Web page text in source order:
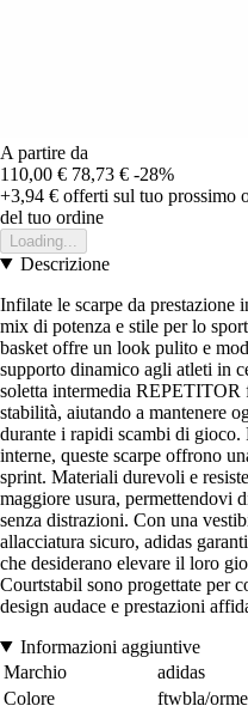
A partire da
110,00 € 78,73 € -28%
+3,94 € offerti sul tuo prossimo
del tuo ordine
Loading...
Descrizione
Infilate le scarpe da prestazione
mix di potenza e stile per lo
basket offre un look pulito e
supporto dinamico agli atleti in
soletta intermedia REPETITOR
stabilità, aiutando a mantenere
durante i rapidi scambi di gioco.
interne, queste scarpe offrono
sprint. Materiali durevoli e
maggiore usura, permettendovi
senza distrazioni. Con una
allacciatura sicuro, adidas
che desiderano elevare il loro
Courtstabil sono progettate per
design audace e prestazioni
Informazioni aggiuntive
Marchio
adidas
Colore
ftwbla/